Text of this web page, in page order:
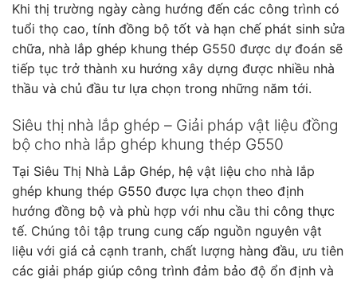
Khi thị trường ngày càng hướng đến các công trình có
tuổi thọ cao, tính đồng bộ tốt và hạn chế phát sinh sửa
chữa, nhà lắp ghép khung thép G550 được dự đoán sẽ
tiếp tục trở thành xu hướng xây dựng được nhiều nhà
thầu và chủ đầu tư lựa chọn trong những năm tới.
Siêu thị nhà lắp ghép – Giải pháp vật liệu đồng
bộ cho nhà lắp ghép khung thép G550
Tại Siêu Thị Nhà Lắp Ghép, hệ vật liệu cho nhà lắp
ghép khung thép G550 được lựa chọn theo định
hướng đồng bộ và phù hợp với nhu cầu thi công thực
tế. Chúng tôi tập trung cung cấp nguồn nguyên vật
liệu với giá cả cạnh tranh, chất lượng hàng đầu, ưu tiên
các giải pháp giúp công trình đảm bảo độ ổn định và